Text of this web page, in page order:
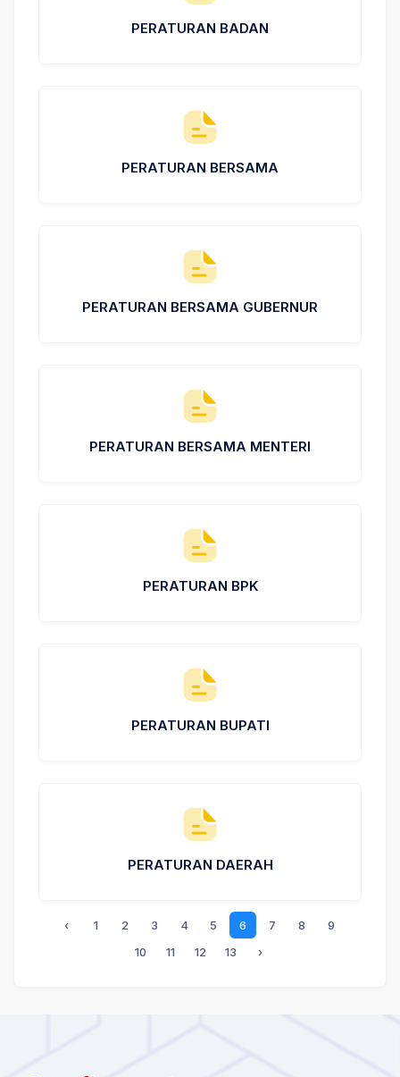
PERATURAN BADAN
PERATURAN BERSAMA
PERATURAN BERSAMA GUBERNUR
PERATURAN BERSAMA MENTERI
PERATURAN BPK
PERATURAN BUPATI
PERATURAN DAERAH
‹ 1 2 3 4 5 6 7 8
9
10
11 12 13 ›